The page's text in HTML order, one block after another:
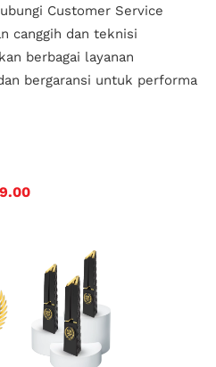
Customer Service
canggih dan teknisi
berbagai layanan
bergaransi untuk performa